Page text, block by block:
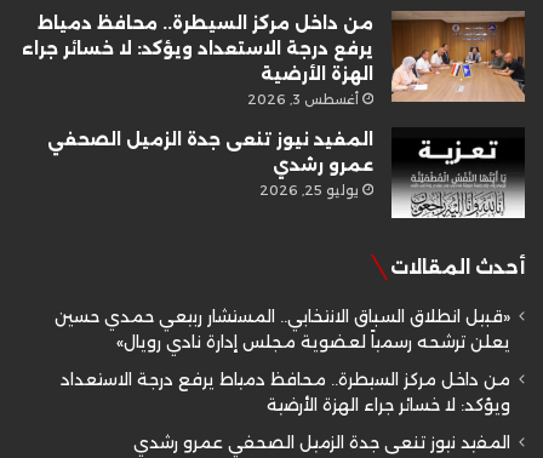
من داخل مركز السيطرة.. محافظ دمياط
يرفع درجة الاستعداد ويؤكد: لا خسائر جراء
الهزة الأرضية
أغسطس 3, 2026
المفيد نيوز تنعى جدة الزميل الصحفي
عمرو رشدي
يوليو 25, 2026
أحدث المقالات
«قبيل انطلاق السباق الانتخابي.. المستشار ربيعي حمدي حسين
يعلن ترشحه رسمياً لعضوية مجلس إدارة نادي رويال»
من داخل مركز السيطرة.. محافظ دمياط يرفع درجة الاستعداد
ويؤكد: لا خسائر جراء الهزة الأرضية
المفيد نيوز تنعى جدة الزميل الصحفي عمرو رشدي